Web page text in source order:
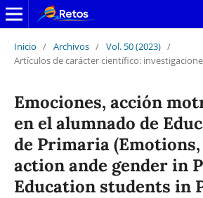
Inicio / Archivos / Vol. 50 (2023) /
Artículos de carácter científico:
Emociones, acción
en el alumnado de
de Primaria
action ande gender in
Education students in